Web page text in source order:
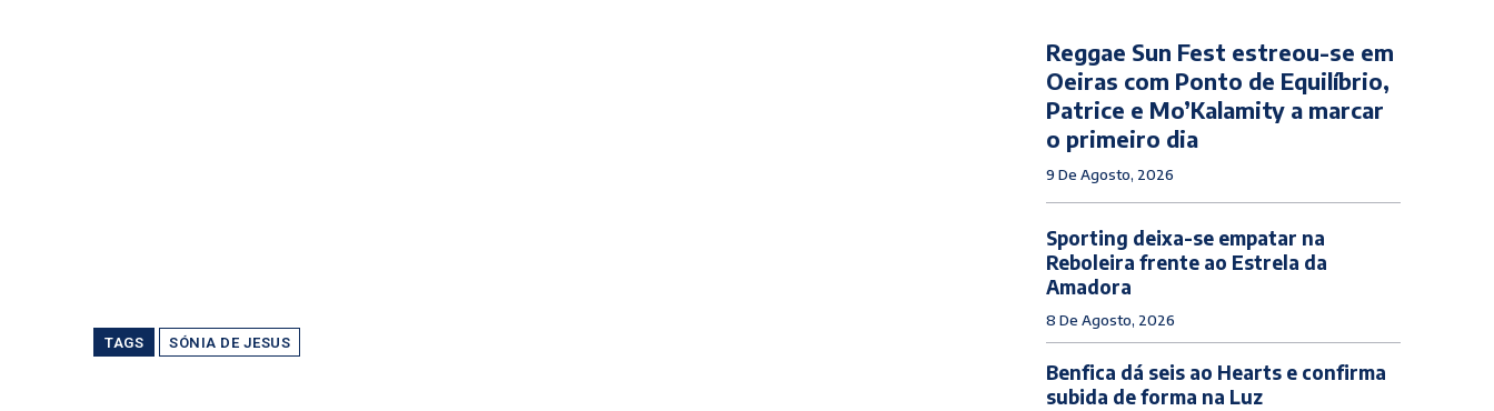
TAGS SÓNIA DE JESUS
Reggae Sun Fest estreou-se em
Oeiras com Ponto de Equilíbrio,
Patrice e Mo’Kalamity a marcar
o primeiro dia
9 De Agosto, 2026
Sporting deixa-se empatar na
Reboleira frente ao Estrela da
Amadora
8 De Agosto, 2026
Benfica dá seis ao Hearts e confirma
subida de forma na Luz